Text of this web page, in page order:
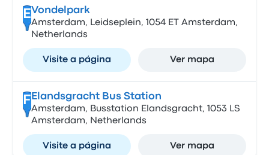
EVondelpark
Amsterdam, Leidseplein, 1054 ET Amsterdam,
Netherlands
Visite a página Ver mapa
F Elandsgracht Bus Station
Amsterdam, Busstation Elandsgracht, 1053 LS
Amsterdam, Netherlands
Visite a página Ver mapa